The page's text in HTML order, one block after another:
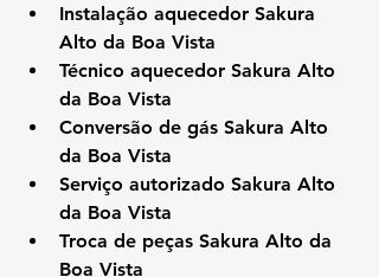
Instalação aquecedor Sakura
Alto da Boa Vista
Técnico aquecedor Sakura Alto
da Boa Vista
Conversão de gás Sakura Alto
da Boa Vista
Serviço autorizado Sakura Alto
da Boa Vista
Troca de peças Sakura Alto da
Boa Vista